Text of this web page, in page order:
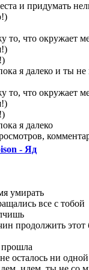
и придумать
то, что окружает
я далеко и ты
то, что окружает
я далеко
- Яд
умирать
все с тобой
продолжить этот
прошла
осталось ни одной